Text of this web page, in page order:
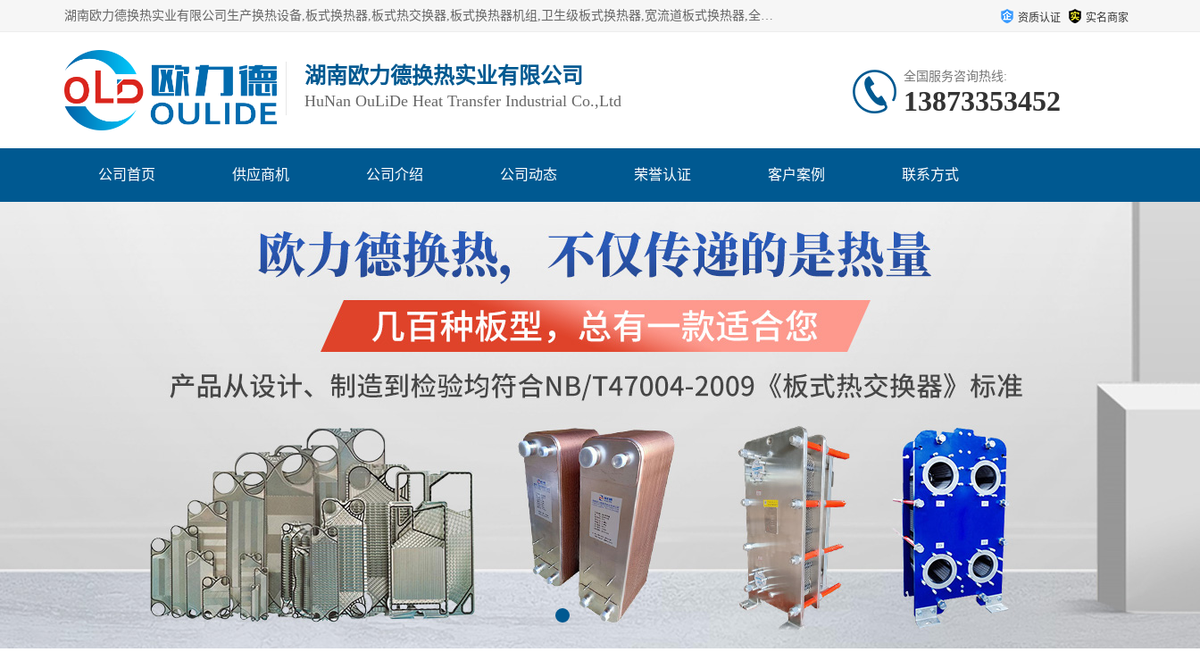
湖南欧力德换热实业有限公司生产换热设备,板式换热器,板式热交换器,板式换热器机组,卫生级板式换热器,宽流道板式换热器,全焊接板式换热器,钎焊板式换热器,钛材板式换热器,容积式换热器,盘管换热,不锈钢水箱,定压补水机组,变频供水机组等,用户覆盖：湖南、湖北、广西、广东、海南、云南、贵州等全国各地。 资质认证 实名商家
湖南欧力德换热实业有限公司
HuNan OuLiDe Heat Transfer Industrial Co.,Ltd
全国服务咨询热线:
13873353452
公司首页 供应商机 公司介绍 公司动态 荣誉认证 客户案例 联系方式